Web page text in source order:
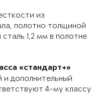
из
полотно толщиной
1,2 мм в полотне
«стандарт+»
дополнительный
4-му классу